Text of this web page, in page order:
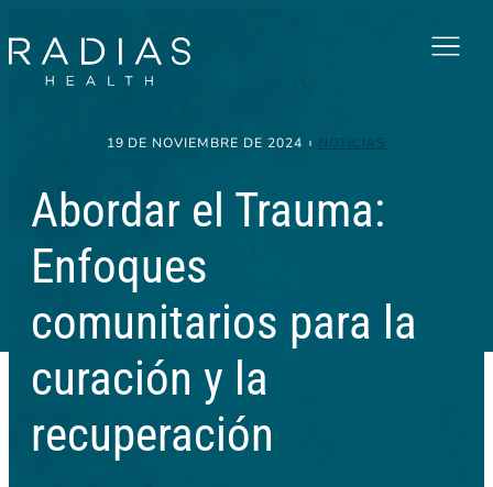
Menu
19 DE NOVIEMBRE DE 2024 NOTICIAS
Abordar el Trauma:
Enfoques
comunitarios para la
curación y la
recuperación